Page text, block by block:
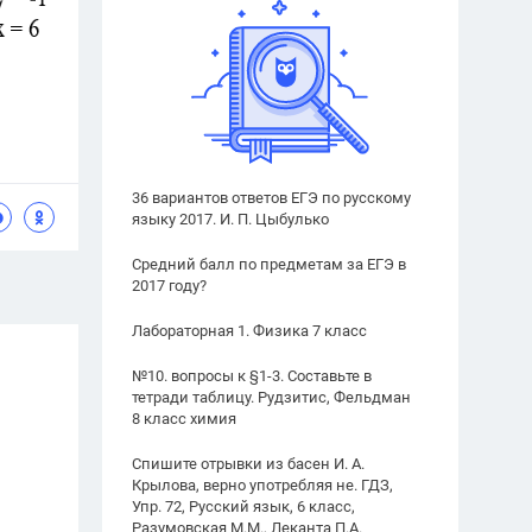
36 вариантов ответов ЕГЭ по русскому
языку 2017. И. П. Цыбулько
Средний балл по предметам за ЕГЭ в
2017 году?
Лабораторная 1. Физика 7 класс
№10. вопросы к §1-3. Составьте в
тетради таблицу. Рудзитис, Фельдман
8 класс химия
Спишите отрывки из басен И. А.
Крылова, верно употребляя не. ГДЗ,
Упр. 72, Русский язык, 6 класс,
Разумовская М.М., Леканта П.А.